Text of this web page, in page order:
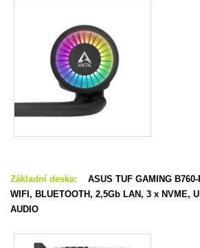
Základní deska:
ASUS TUF GAMING
WIFI, BLUETOOTH, 2,5Gb LAN, 3 x NVME,
AUDIO